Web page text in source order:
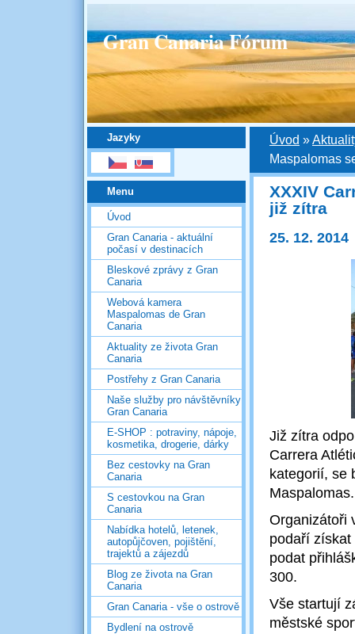
Gran Canaria Fórum
Jazyky
Menu
Úvod
Gran Canaria - aktuální
počasí v destinacích
Bleskové zprávy z Gran
Canaria
Webová kamera
Maspalomas de Gran
Canaria
Aktuality ze života Gran
Canaria
Postřehy z Gran Canaria
Naše služby pro návštěvníky
Gran Canaria
E-SHOP : potraviny, nápoje,
kosmetika, drogerie, dárky
Bez cestovky na Gran
Canaria
S cestovkou na Gran
Canaria
Nabídka hotelů, letenek,
autopůjčoven, pojištění,
trajektů a zájezdů
Blog ze života na Gran
Canaria
Gran Canaria - vše o ostrově
Bydlení na ostrově
Úvod »
Maspalomas
XXXIV
již zítra
25. 12. 2014
Již zítra
Carrera
kategorií, se
Organizátoři
podaří
podat
300.
Vše startují
městské